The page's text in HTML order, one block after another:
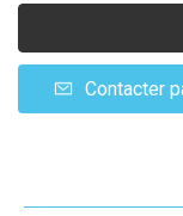
Contacter